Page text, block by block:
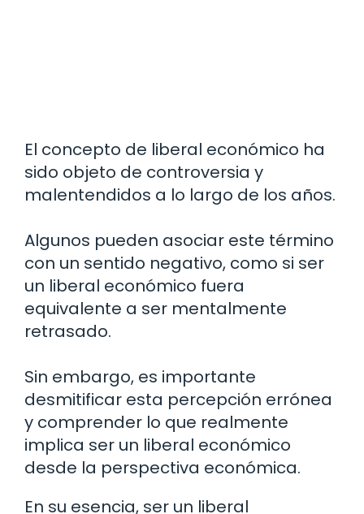
El concepto de liberal económico ha
sido objeto de controversia y
malentendidos a lo largo de los años.
Algunos pueden asociar este término
con un sentido negativo, como si ser
un liberal económico fuera
equivalente a ser mentalmente
retrasado.
Sin embargo, es importante
desmitificar esta percepción errónea
y comprender lo que realmente
implica ser un liberal económico
desde la perspectiva económica.
En su esencia, ser un liberal